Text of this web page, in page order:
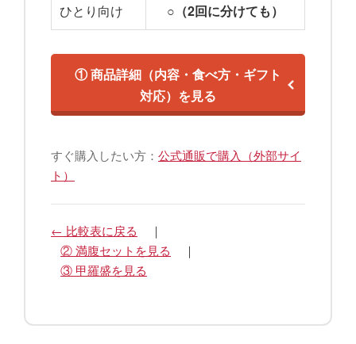
ひとり向け ○（2回に分けても）
① 商品詳細（内容・食べ方・ギフト
対応）を見る
すぐ購入したい方： 公式通販で購入（外部サイ
ト）
← 比較表に戻る
｜
② 満腹セットを見る
｜
③ 甲羅盛を見る